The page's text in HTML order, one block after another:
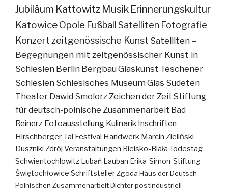
Jubiläum Kattowitz Musik Erinnerungskultur
KatowiceOpole FußballSatelliten Fotografie
Konzertzeitgenössische Kunst Satelliten –
Begegnungen mit zeitgenössischer Kunst in
Schlesien Berlin BergbauGlaskunst Teschener
Schlesien Schlesisches MuseumGlas Sudeten
Theater Dawid SmolorzZeichen der Zeit Stiftung
für deutsch-polnische Zusammenarbeit Bad
Reinerz Fotoausstellung Kulinarik Inschriften
Hirschberger Tal Festival Handwerk Marcin Zieliński
Duszniki Zdrój Veranstaltungen Bielsko-Biała Todestag
Schwientochlowitz Lubań Lauban Erika-Simon-Stiftung
Świętochłowice SchriftstellerZgoda Haus der Deutsch-
Polnischen ZusammenarbeitDichterpostindustriell